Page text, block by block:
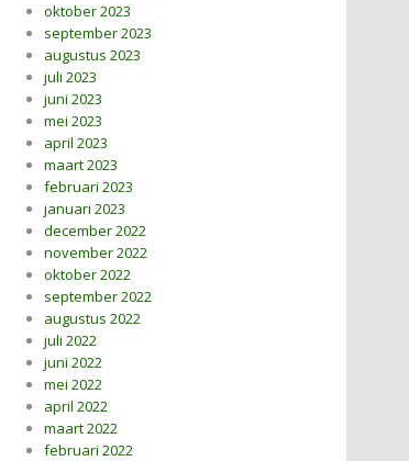
oktober 2023
september 2023
augustus 2023
juli 2023
juni 2023
mei 2023
april 2023
maart 2023
februari 2023
januari 2023
december 2022
november 2022
oktober 2022
september 2022
augustus 2022
juli 2022
juni 2022
mei 2022
april 2022
maart 2022
februari 2022